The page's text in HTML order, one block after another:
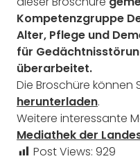
Kompetenzgruppe
Alter, Pflege und
für
überarbeitet.
Die Broschüre können
herunterladen.
Weitere interessante
Mediathek der
Post Views: 929